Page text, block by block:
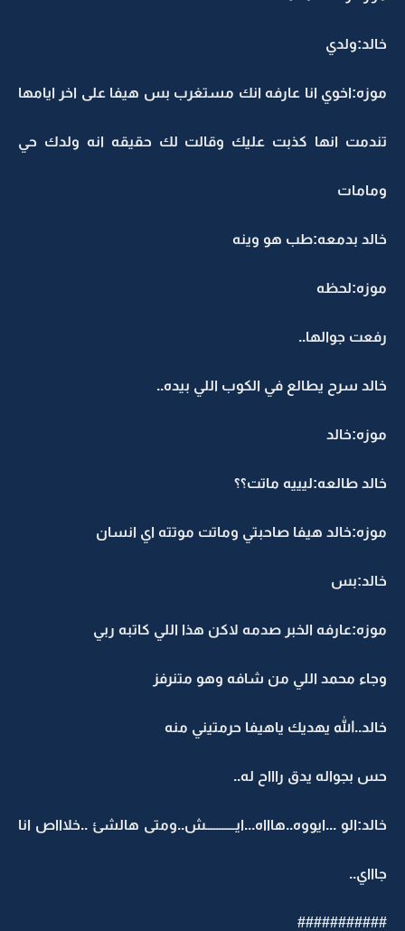
خالد:ولدي
موزه:اخوي انا عارفه انك مستغرب بس هيفا على اخر ايامها
تندمت انها كذبت عليك وقالت لك حقيقه انه ولدك حي
ومامات
خالد بدمعه:طب هو وينه
موزه:لحظه
رفعت جوالها..
خالد سرح يطالع في الكوب اللي بيده..
موزه:خالد
خالد طالعه:ليييه ماتت؟؟
موزه:خالد هيفا صاحبتي وماتت موتته اي انسان
خالد:بس
موزه:عارفه الخبر صدمه لاكن هذا اللي كاتبه ربي
وجاء محمد اللي من شافه وهو متنرفز
خالد..الله يهديك ياهيفا حرمتيني منه
حس بجواله يدق راااح له..
خالد:الو ...ايووه..هاااه...ايـــــــــــش..ومتى هالشئ ..خلاااص انا
جاااي..
###########